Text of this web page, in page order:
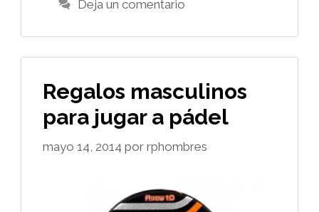
Deja un comentario
Regalos masculinos
para jugar a pádel
mayo 14, 2014 por rphombres